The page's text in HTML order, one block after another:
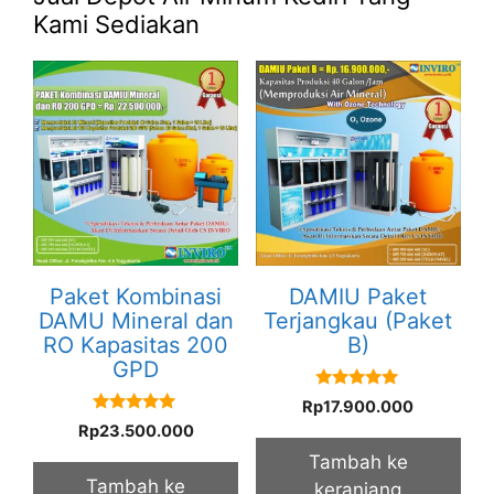
Kami Sediakan
Paket Kombinasi
DAMU Mineral dan
RO Kapasitas 200
GPD
5.00
out of 5
Rp23.500.000
Tambah ke
DAMIU Paket
Terjangkau (Paket
B)
5.00
out of 5
Rp17.900.000
Tambah ke
keranjang